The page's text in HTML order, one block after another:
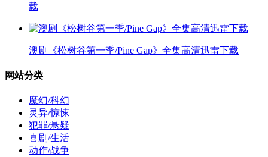
载
澳剧《松树谷第一季/Pine Gap》全集高清迅雷下载
网站分类
魔幻/科幻
灵异/惊悚
犯罪/悬疑
喜剧/生活
动作/战争